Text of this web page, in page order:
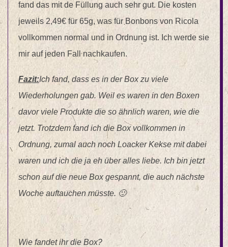
fand das mit de Füllung auch sehr gut. Die kosten
jeweils 2,49€ für 65g, was für Bonbons von Ricola
vollkommen normal und in Ordnung ist. Ich werde sie
mir auf jeden Fall nachkaufen.
Fazit:Ich fand, dass es in der Box zu viele
Wiederholungen gab. Weil es waren in den Boxen
davor viele Produkte die so ähnlich waren, wie die
jetzt. Trotzdem fand ich die Box vollkommen in
Ordnung, zumal auch noch Loacker Kekse mit dabei
waren und ich die ja eh über alles liebe. Ich bin jetzt
schon auf die neue Box gespannt, die auch nächste
Woche auftauchen müsste. 🙂
Wie fandet ihr die Box?